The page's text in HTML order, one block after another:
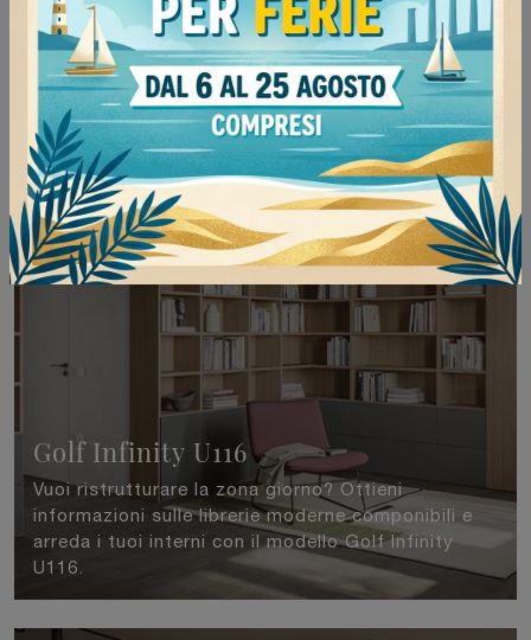
modello Golf Infinity U117 Colombini Casa saprà
completare un living operativo e pratico.
Golf Infinity U116
Vuoi ristrutturare la zona giorno? Ottieni
informazioni sulle librerie moderne componibili e
arreda i tuoi interni con il modello Golf Infinity
U116.